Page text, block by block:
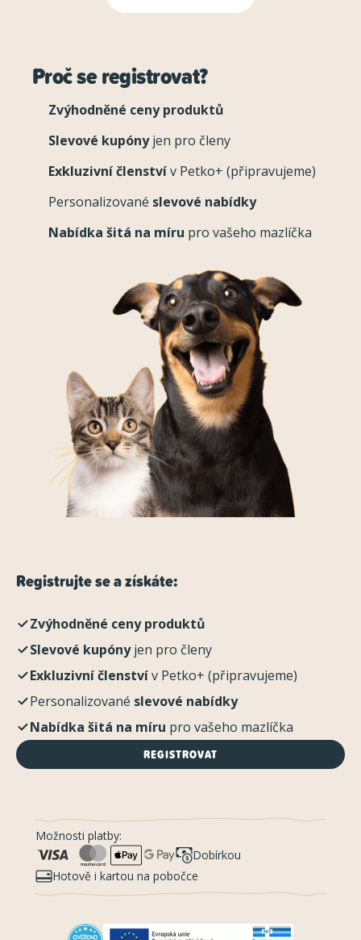
Proč se registrovat?
Zvýhodněné ceny produktů
Slevové kupónyjen pro členy
Exkluzivní členstvív Petko+ (připravujeme)
Personalizované slevové nabídky
Nabídka šitá na míru pro vašeho mazlíčka
Registrujte se a získáte:
Zvýhodněné ceny produktů
Slevové kupónyjen pro členy
Exkluzivní členstvív Petko+ (připravujeme)
Personalizované slevové nabídky
Nabídka šitá na míru pro vašeho mazlíčka
REGISTROVAT
Možnosti platby:
Dobírkou
Hotově i kartou na pobočce